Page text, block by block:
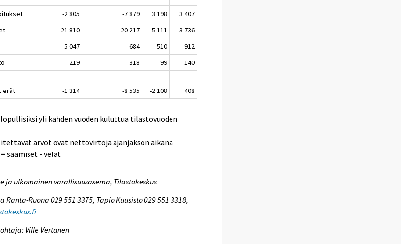
-2 805 -7 879 3 198
3 407
21 810 -20 217 -5 111
-3 736
-5 047 684 510
-912
-219 318 99
140
erät
-1 314 -8 535 -2 108 408
yli kahden vuoden kuluttua tilastovuoden
arvot ovat nettovirtoja ajanjakson aikana
saamiset - velat
ja ulkomainen varallisuusasema, Tilastokeskus
Ranta-Ruona 029 551 3375, Tapio Kuusisto 029 551 3318,
Ville Vertanen